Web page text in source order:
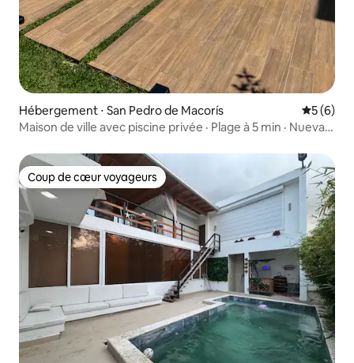
Hébergement ⋅ San Pedro de Macorís
5 (6)
Maison de ville avec piscine privée · Plage à 5 min · Nueva
Coup de cœur voyageurs
Coup de cœur voyageurs